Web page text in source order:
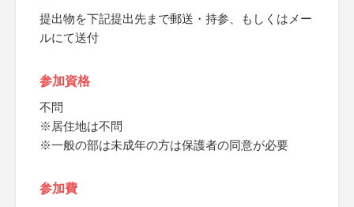
提出物を下記提出先まで郵送・持参、もしくはメー
ルにて送付
参加資格
不問
※居住地は不問
※一般の部は未成年の方は保護者の同意が必要
参加費